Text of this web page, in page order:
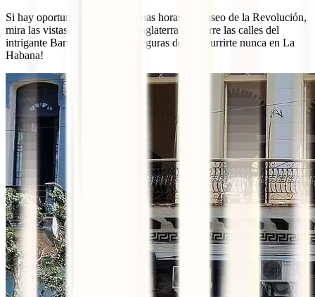
Si hay oportunidad, dedícate unas horas al Museo de la Revolución,
mira las vistas desde el Hotel Inglaterra o recorre las calles del
intrigante Barrio Chino. ¡Te aseguras de no aburrirte nunca en La
Habana!